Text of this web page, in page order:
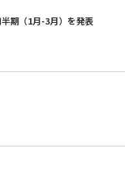
期（1月-3月）を発表